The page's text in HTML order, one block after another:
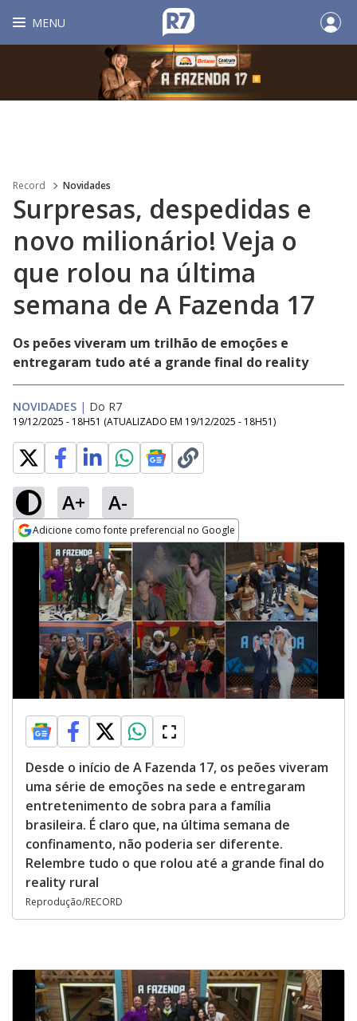
MENU
Record Novidades
Surpresas, despedidas e
novo milionário! Veja o
que rolou na última
semana de A Fazenda 17
Os peões viveram um trilhão de emoções e
entregaram tudo até a grande final do reality
NOVIDADES | Do R7
19/12/2025 - 18H51 (ATUALIZADO EM 19/12/2025 - 18H51)
A+ A-
Adicione como fonte preferencial no Google
Opens in new window
Desde o início de A Fazenda 17, os peões viveram
uma série de emoções na sede e entregaram
entretenimento de sobra para a família
brasileira. É claro que, na última semana de
confinamento, não poderia ser diferente.
Relembre tudo o que rolou até a grande final do
reality rural
Reprodução/RECORD